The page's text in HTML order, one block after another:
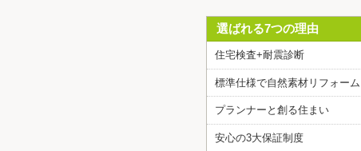
選ばれる7つの理由
住宅検査+耐震診断
標準仕様で自然素材リフォーム
プランナーと創る住まい
安心の3大保証制度